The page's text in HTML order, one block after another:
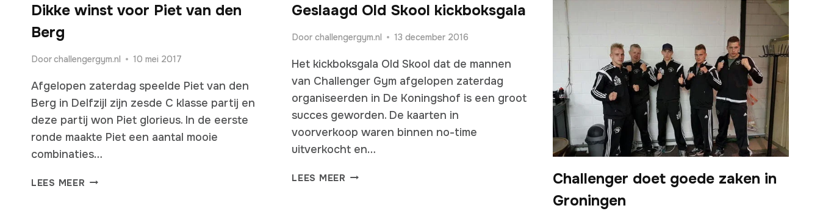
CHALLENGER
GYM
Dikke winst voor Piet van den
Berg
Doorchallengergym.nl 10 mei 2017
Afgelopen zaterdag speelde Piet van den
Berg in Delfzijl zijn zesde C klasse partij en
deze partij won Piet glorieus. In de eerste
ronde maakte Piet een aantal mooie
combinaties…
LEES MEER DIKKE
Geslaagd Old Skool kickboksgala
Door challengergym.nl 13 december 2016
Het kickboksgala Old Skool dat de mannen
van Challenger Gym afgelopen zaterdag
organiseerden in De Koningshof is een groot
succes geworden. De kaarten in
voorverkoop waren binnen no-time
uitverkocht en…
LEES MEER GESLAAGD
Challenger doet goede zaken in
Groningen